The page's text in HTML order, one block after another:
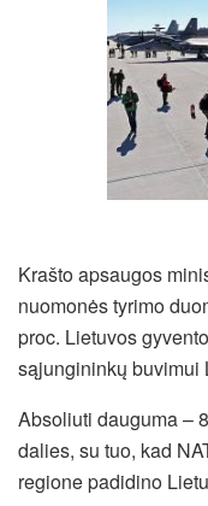
Krašto apsaugos
nuomonės tyrimo
proc. Lietuvos
sąjungininkų buvimui
Absoliuti dauguma –
dalies, su tuo, kad
regione padidino